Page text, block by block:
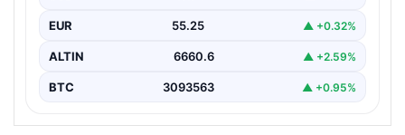
terror örgütüne yönelik kapsamlı adımlar…
EUR 55.25 ▲ +0.32%
ALTIN 6660.6 ▲ +2.59%
BTC 3093563 ▲ +0.95%